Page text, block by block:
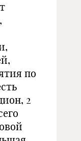
по
2